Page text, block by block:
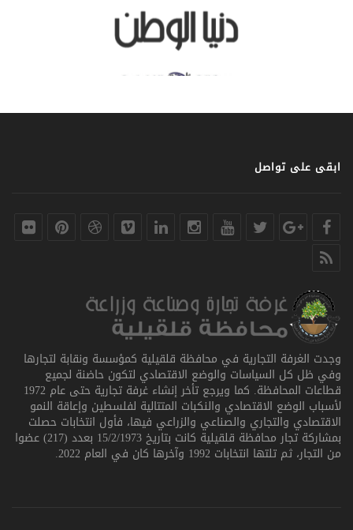
ابقى على تواصل
وجدت الغرفة التجارية في محافظة قلقيلية كمؤسسة ونقابة لتجارها
وفي ظل كل السياسات والوضع الاقتصادي لتكون حاضنة لجميع
قطاعات المحافظة. كما ويرجع تأخر إنشاء غرفة تجارية حتى عام 1972
لأسباب الوضع الاقتصادي والنكبات المتتالية لفلسطين وإعاقة النمو
الاقتصادي والتجاري والصناعي والزراعي فيها، فأول انتخابات حصلت
بمشاركة تجار محافظة قلقيلية كانت بتاريخ 15/2/1973 بعدد (217) عضوا
من التجار، ثم تلتها انتخابات 1992 وآخرها كان في العام 2022.